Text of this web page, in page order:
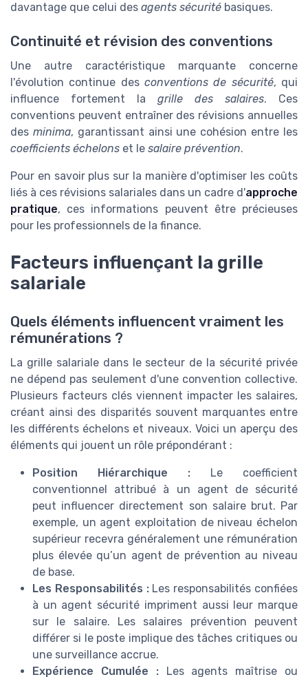
davantage que celui des agents sécurité basiques.
Continuité et révision des conventions
Une autre caractéristique marquante concerne
l'évolution continue des conventions de sécurité, qui
influence fortement la grille des salaires. Ces
conventions peuvent entraîner des révisions annuelles
des minima, garantissant ainsi une cohésion entre les
coefficients échelons et le salaire prévention.
Pour en savoir plus sur la manière d'optimiser les coûts
liés à ces révisions salariales dans un cadre d'approche
pratique, ces informations peuvent être précieuses
pour les professionnels de la finance.
Facteurs influençant la grille
salariale
Quels éléments influencent vraiment les
rémunérations ?
La grille salariale dans le secteur de la sécurité privée
ne dépend pas seulement d'une convention collective.
Plusieurs facteurs clés viennent impacter les salaires,
créant ainsi des disparités souvent marquantes entre
les différents échelons et niveaux. Voici un aperçu des
éléments qui jouent un rôle prépondérant :
Position Hiérarchique : Le coefficient
conventionnel attribué à un agent de sécurité
peut influencer directement son salaire brut. Par
exemple, un agent exploitation de niveau échelon
supérieur recevra généralement une rémunération
plus élevée qu’un agent de prévention au niveau
de base.
Les Responsabilités :Les responsabilités confiées
à un agent sécurité impriment aussi leur marque
sur le salaire. Les salaires prévention peuvent
différer si le poste implique des tâches critiques ou
une surveillance accrue.
Expérience Cumulée :Les agents maîtrise ou